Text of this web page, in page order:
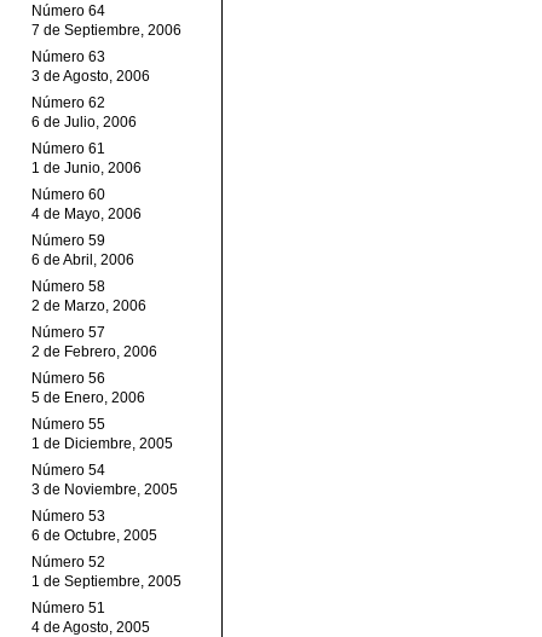
Número 64
7 de Septiembre, 2006
Número 63
3 de Agosto, 2006
Número 62
6 de Julio, 2006
Número 61
1 de Junio, 2006
Número 60
4 de Mayo, 2006
Número 59
6 de Abril, 2006
Número 58
2 de Marzo, 2006
Número 57
2 de Febrero, 2006
Número 56
5 de Enero, 2006
Número 55
1 de Diciembre, 2005
Número 54
3 de Noviembre, 2005
Número 53
6 de Octubre, 2005
Número 52
1 de Septiembre, 2005
Número 51
4 de Agosto, 2005